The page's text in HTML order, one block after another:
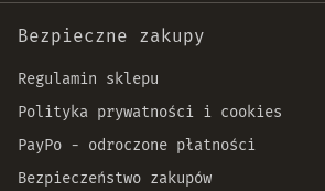
Bezpieczne zakupy
Regulamin sklepu
Polityka prywatności i cookies
PayPo - odroczone płatności
Bezpieczeństwo zakupów